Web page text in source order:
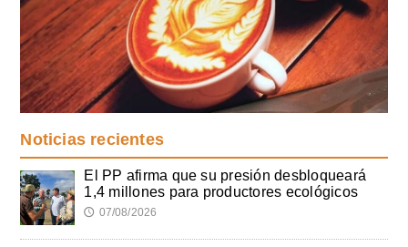
Noticias recientes
El PP afirma que su presión desbloqueará
1,4 millones para productores ecológicos
🕔 07/08/2026